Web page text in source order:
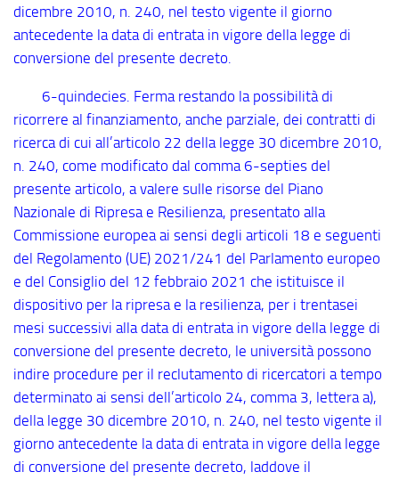
dicembre 2010, n. 240, nel testo vigente il giorno
antecedente la data di entrata in vigore della legge di
conversione del presente decreto.
6-quindecies. Ferma restando la possibilità di
ricorrere al finanziamento, anche parziale, dei contratti di
ricerca di cui all’articolo 22 della legge 30 dicembre 2010,
n. 240, come modificato dal comma 6-septies del
presente articolo, a valere sulle risorse del Piano
Nazionale di Ripresa e Resilienza, presentato alla
Commissione europea ai sensi degli articoli 18 e seguenti
del Regolamento (UE) 2021/241 del Parlamento europeo
e del Consiglio del 12 febbraio 2021 che istituisce il
dispositivo per la ripresa e la resilienza, per i trentasei
mesi successivi alla data di entrata in vigore della legge di
conversione del presente decreto, le università possono
indire procedure per il reclutamento di ricercatori a tempo
determinato ai sensi dell’articolo 24, comma 3, lettera a),
della legge 30 dicembre 2010, n. 240, nel testo vigente il
giorno antecedente la data di entrata in vigore della legge
di conversione del presente decreto, laddove il